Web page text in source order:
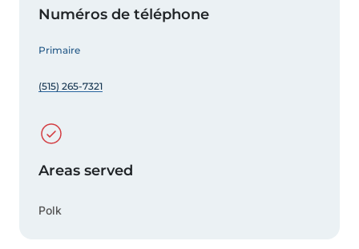
Numéros de téléphone
Primaire
(515) 265-7321
Areas served
Polk